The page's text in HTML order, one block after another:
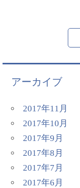
アーカイブ
2017年11月
2017年10月
2017年9月
2017年8月
2017年7月
2017年6月